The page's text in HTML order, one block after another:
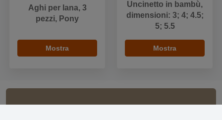
Aghi per lana, 3
pezzi, Pony
Mostra
Uncinetto in bambù,
dimensioni: 3; 4; 4.5;
5; 5.5
Mostra